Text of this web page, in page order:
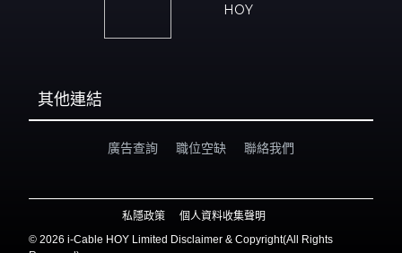
HOY
其他連結
廣告查詢 職位空缺 聯絡我們
私隱政策
個人資料收集聲明
© 2026 i-Cable HOY Limited Disclaimer & Copyright(All Rights